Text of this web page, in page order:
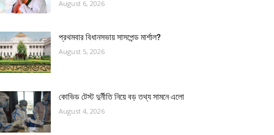
August 6, 2026
প্রথমবার বিধানসভায় সাসপেন্ড মার্শাল?
August 5, 2026
কোভিড টেস্ট দুর্নীতি নিয়ে বড় তথ্য সামনে এলো
August 4, 2026